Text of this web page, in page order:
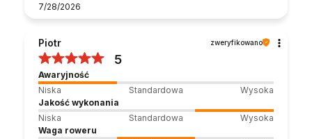
7/28/2026
Piotr zweryfikowano
5
Awaryjność
Niska
Standardowa
Wysoka
Jakość wykonania
Niska
Standardowa
Wysoka
Waga roweru